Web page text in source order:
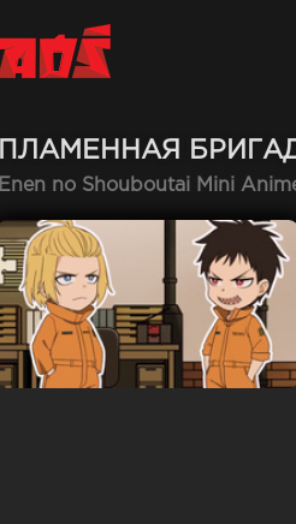
ПЛАМЕННАЯ
Enen no Shouboutai Mini